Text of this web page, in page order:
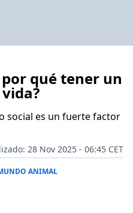
por qué tener un
social es un fuerte factor
28 Nov 2025 - 06:45 CET
ANIMAL